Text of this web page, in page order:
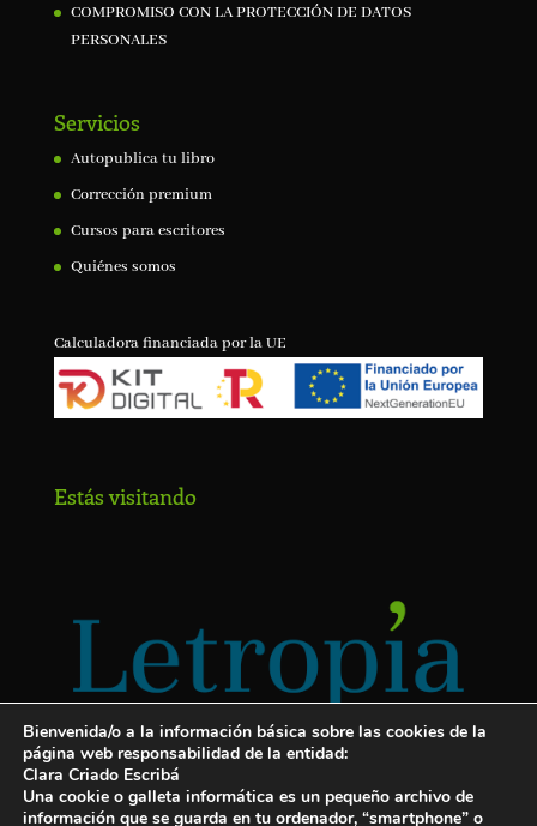
COMPROMISO CON LA PROTECCIÓN DE DATOS
PERSONALES
Servicios
Autopublica tu libro
Corrección premium
Cursos para escritores
Quiénes somos
Calculadora financiada por la UE
Estás visitando
Bienvenida/o a la información básica sobre las cookies de la
página web responsabilidad de la entidad:
Clara Criado Escribá
Una cookie o galleta informática es un pequeño archivo de
información que se guarda en tu ordenador, “smartphone” o